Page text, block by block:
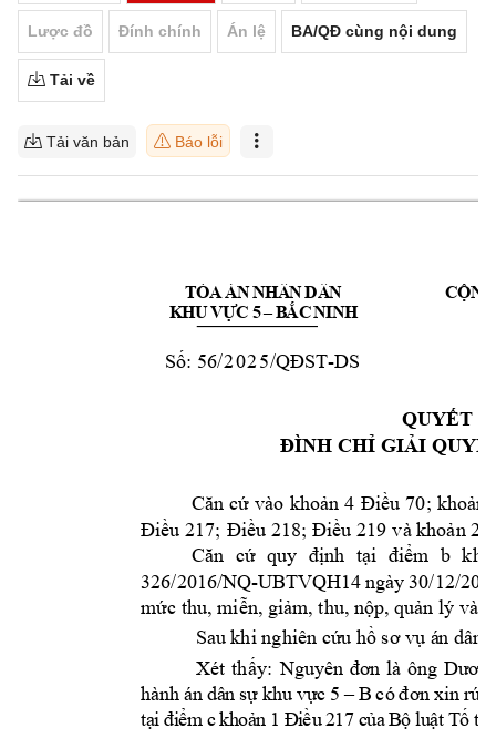
Lược đồ Đính chính Án lệ BA/QĐ cùng nội dung
Tải về
Tải văn bản Báo lỗi
TÒAÁNNHÂNDÂN
KHUVỰC 5– BẮCNINH
Số: 56/2025/QĐST-DS
QUYẾT
ĐÌNH CHỈ GIẢI
Căn cứ vào khoản 4 Điều 70; khoản
Điều 217; Điều 218; Điều 219 và khoản 2
Căn cứ quy định tại điểm b
326/2016/NQ-UBTVQH14 ngày 30/12/
mức thu, miễn, giảm, thu, nộp, quản lý và
Sau khi nghiên cứu hồ sơ vụ án dân
Xét thấy: Nguyên đơn là ông Dư
hành án dân sự khu vực 5 – B có đơn xin rú
tạiđiểm ckhoản 1 Điều217 củaBộ luật Tố tụ